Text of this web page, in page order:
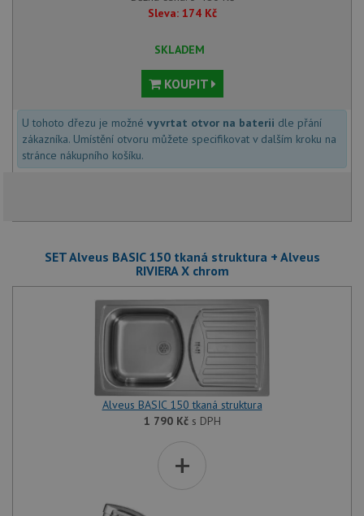
Sleva: 174 Kč
SKLADEM
KOUPIT
U tohoto dřezu je možné vyvrtat otvor na baterii dle přání
zákazníka. Umístění otvoru můžete specifikovat v dalším kroku na
stránce nákupního košíku.
SET Alveus BASIC 150 tkaná struktura + Alveus
RIVIERA X chrom
Alveus BASIC 150 tkaná struktura
1 790 Kčs DPH
+